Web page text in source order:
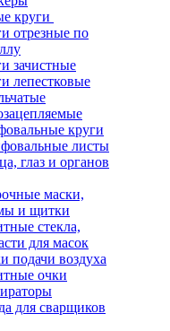
круги
отрезные по
зачистные
лепестковые
круги
листы
глаз и органов
маски,
и щитки
стекла,
для масок
подачи воздуха
очки
для сварщиков